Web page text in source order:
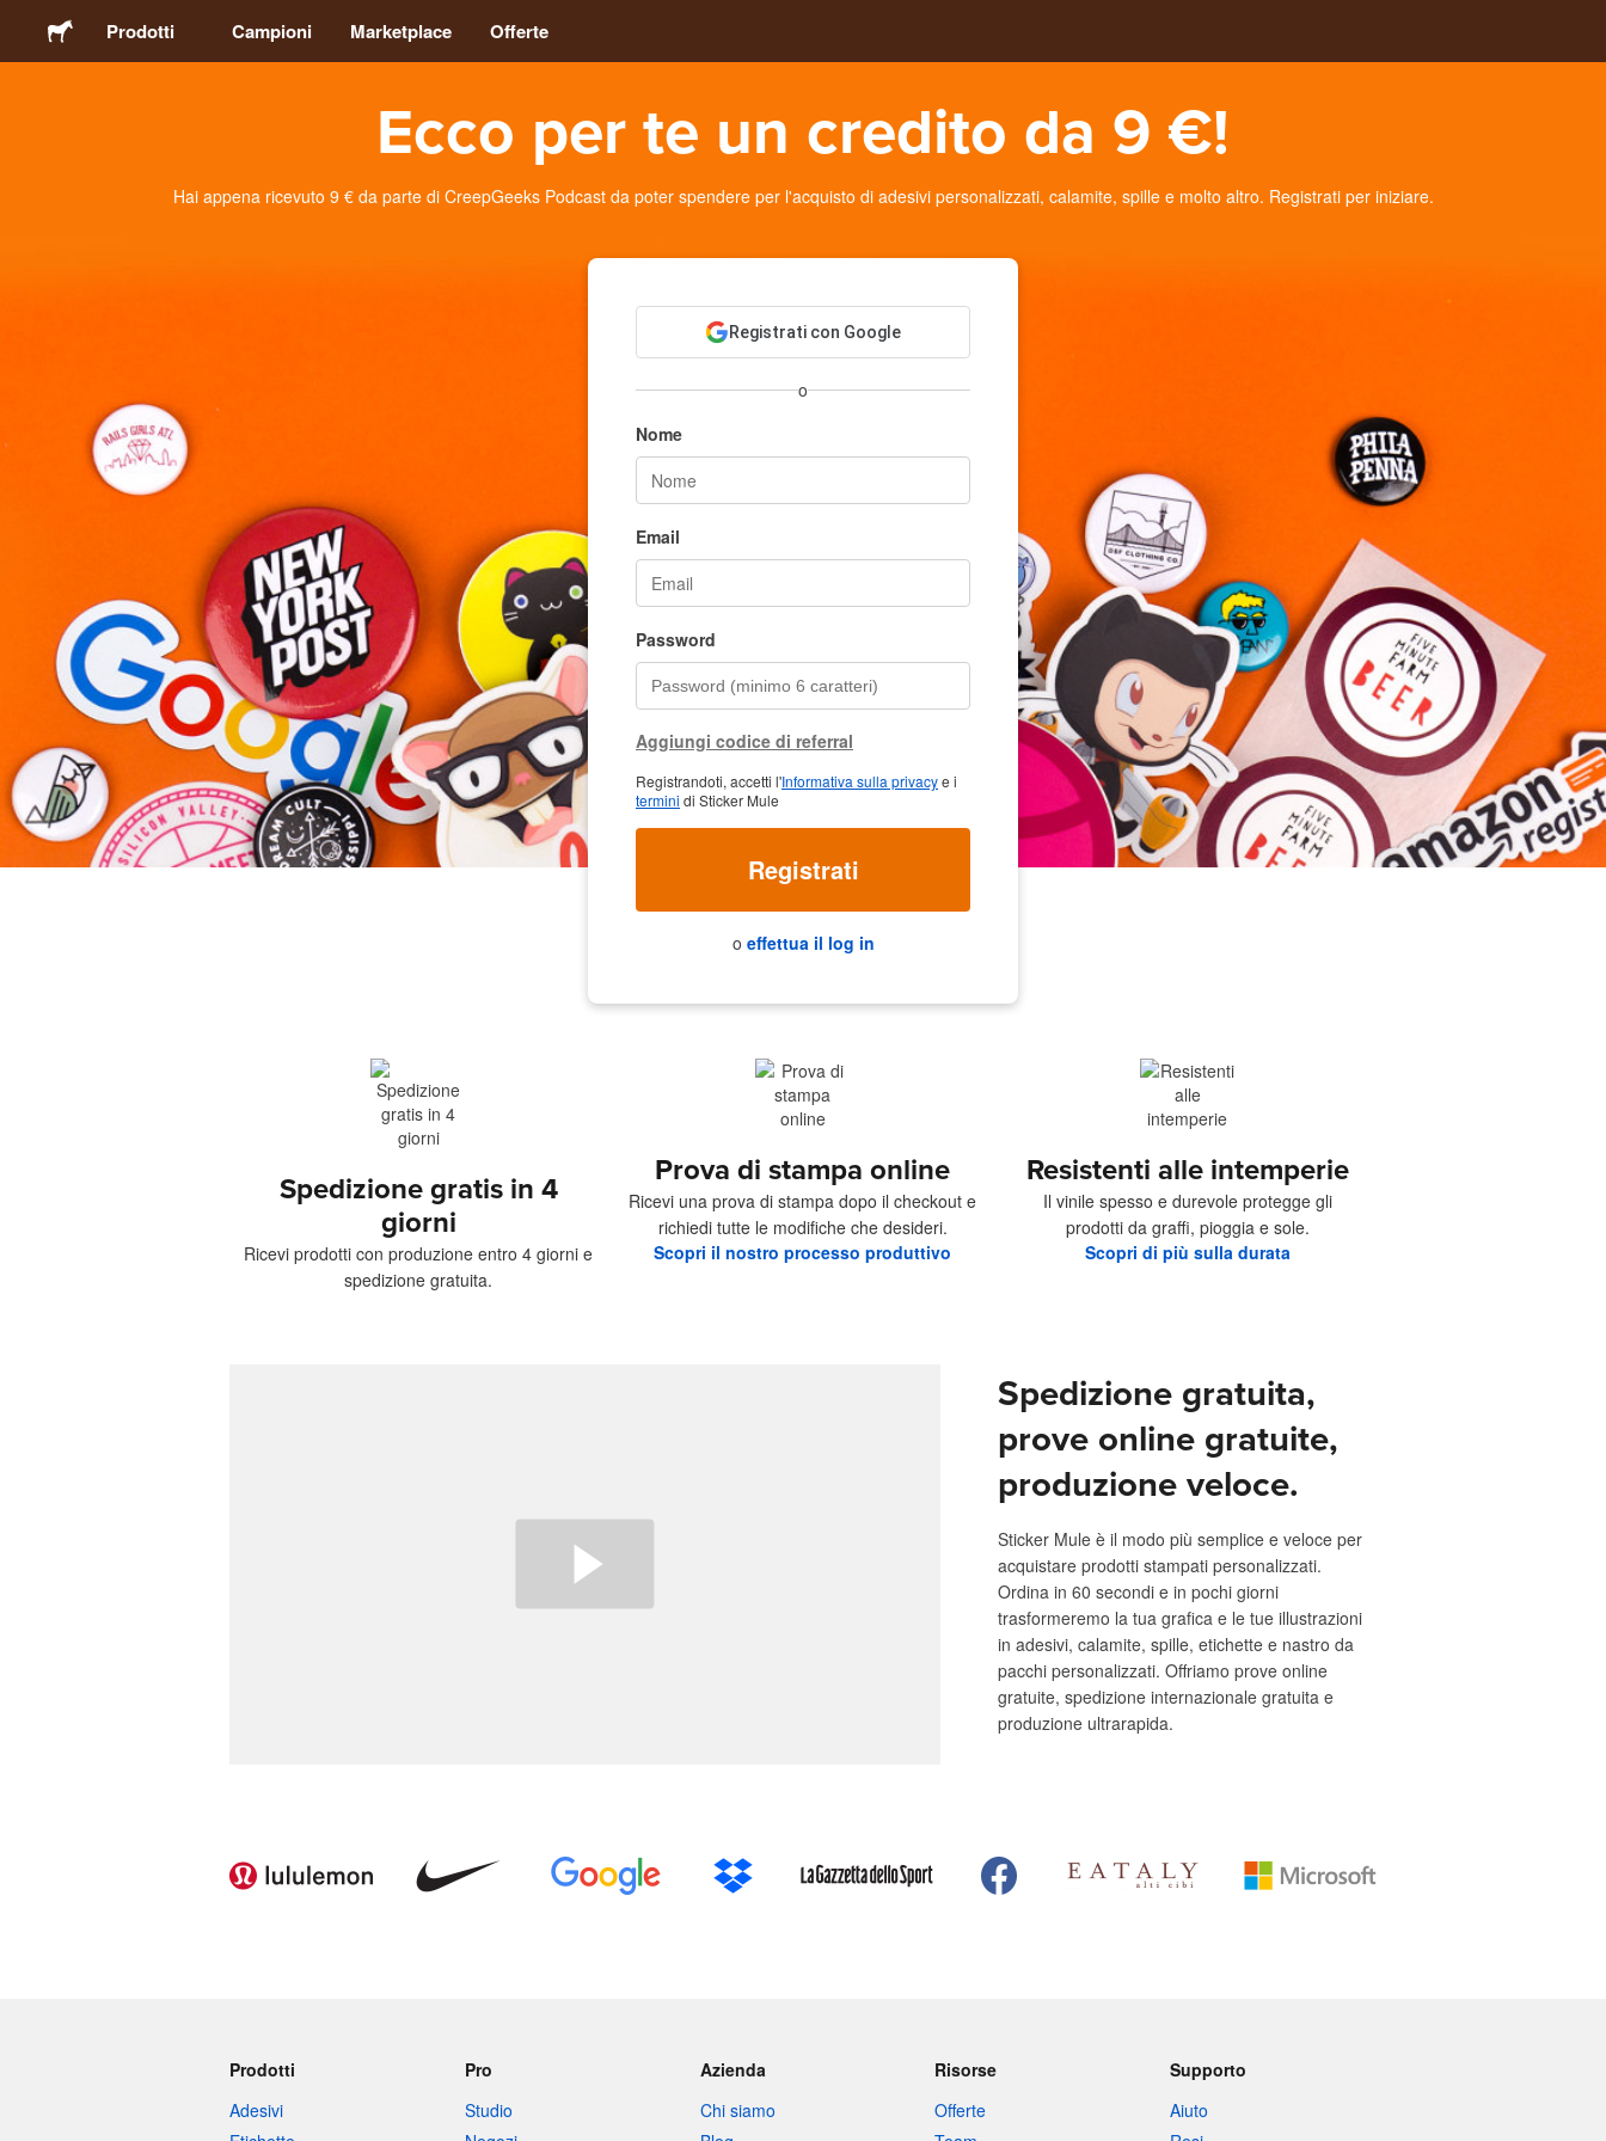
Prodotti
Etichette
Packaging
Abbigliamento
Altri prodotti
Campioni
Campioni Marketplace Offerte
Ecco per te un credito da 9 €!
Hai appena ricevuto 9 € da parte di CreepGeeks Podcast da poter spendere per l'acquisto di adesivi personalizzati, calamite, spille e molto altro. Registrati per iniziare.
Registrati con Google
o
Nome
Email
Password
Aggiungi codice di referral
Registrandoti, accetti l'Informativa sulla privacye i
termini di Sticker Mule
Registrati
o effettua il log in
Spedizione gratis in 4
giorni
Ricevi prodotti con produzione entro 4 giorni e
spedizione gratuita.
Prova di stampa online
Ricevi una prova di stampa dopo il checkout e
richiedi tutte le modifiche che desideri.
Scopri il nostro processo produttivo
Resistenti alle intemperie
Il vinile spesso e durevole protegge gli
prodotti da graffi, pioggia e sole.
Scopri di più sulla durata
Spedizione gratuita,
prove online gratuite,
produzione veloce.
Sticker Mule è il modo più semplice e veloce per
acquistare prodotti stampati personalizzati.
Ordina in 60 secondi e in pochi giorni
trasformeremo la tua grafica e le tue illustrazioni
in adesivi, calamite, spille, etichette e nastro da
pacchi personalizzati. Offriamo prove online
gratuite, spedizione internazionale gratuita e
produzione ultrarapida.
Prodotti
Adesivi
Pro
Studio
Azienda
Chi siamo
Risorse
Offerte
Supporto
Aiuto